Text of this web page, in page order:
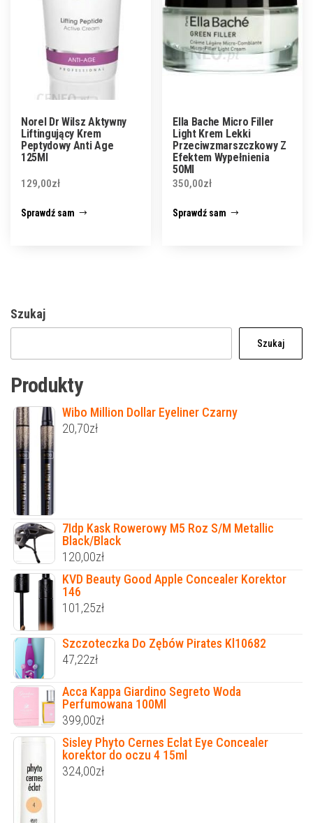
Norel Dr Wilsz Aktywny
Liftingujący Krem
Peptydowy Anti Age
125Ml
129,00zł
Sprawdź sam
Ella Bache Micro Filler
Light Krem Lekki
Przeciwzmarszczkowy Z
Efektem Wypełnienia
50Ml
350,00zł
Sprawdź sam
Szukaj
Szukaj
Produkty
Wibo Million Dollar Eyeliner Czarny
20,70zł
7Idp Kask Rowerowy M5 Roz S/M Metallic
Black/Black
120,00zł
KVD Beauty Good Apple Concealer Korektor
146
101,25zł
Szczoteczka Do Zębów Pirates Kl10682
47,22zł
Acca Kappa Giardino Segreto Woda
Perfumowana 100Ml
399,00zł
Sisley Phyto Cernes Eclat Eye Concealer
korektor do oczu 4 15ml
324,00zł